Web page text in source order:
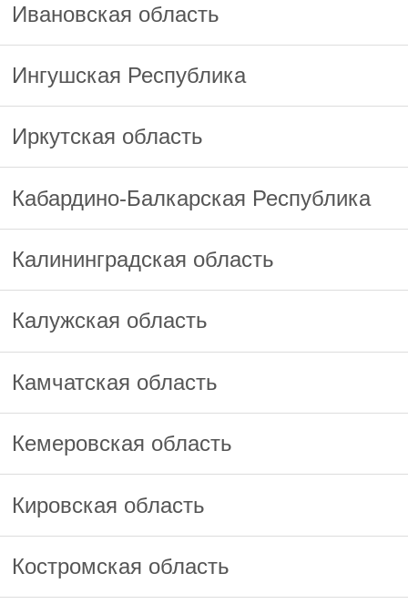
Ивановская область
Ингушская Республика
Иркутская область
Кабардино-Балкарская Республика
Калининградская область
Калужская область
Камчатская область
Кемеровская область
Кировская область
Костромская область